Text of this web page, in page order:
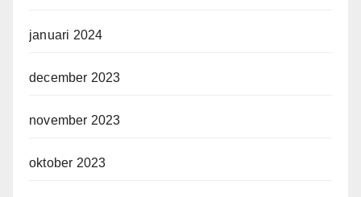
januari 2024
december 2023
november 2023
oktober 2023